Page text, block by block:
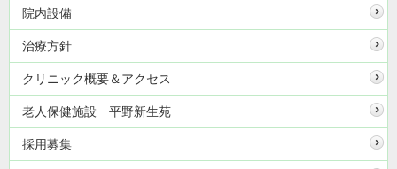
院内設備
治療方針
クリニック概要＆アクセス
老人保健施設 平野新生苑
採用募集